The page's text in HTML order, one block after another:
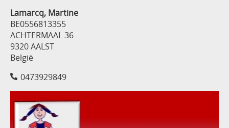
Lamarcq, Martine
BE0556813355
ACHTERMAAL 36
9320 AALST
België
0473929849